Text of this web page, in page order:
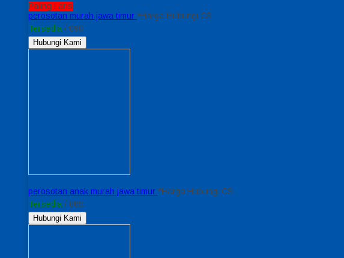
Paling Laris
perosotan murah jawa timur *Harga Hubungi CS
Tersedia / 090
Hubungi Kami
perosotan anak murah jawa timur *Harga Hubungi CS
Tersedia / 065
Hubungi Kami